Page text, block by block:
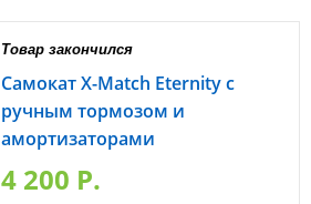
Товар закончился
Самокат X-Match Eternity с
ручным тормозом и
амортизаторами
4 200 P.